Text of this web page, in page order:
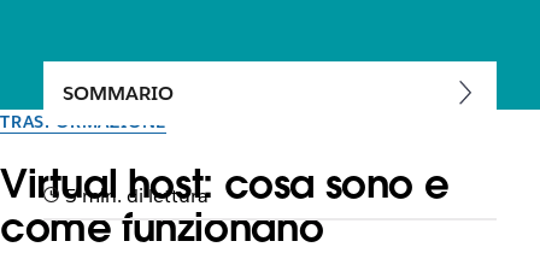
TRASFORMAZIONE
Virtual host: cosa sono e
come funzionano
SOMMARIO
5 min. di lettura